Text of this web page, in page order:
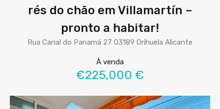
rés do chão em Villamartín –
pronto a habitar!
Rua Canal do Panamá 27 03189 Orihuela Alicante
À venda
€225,000 €